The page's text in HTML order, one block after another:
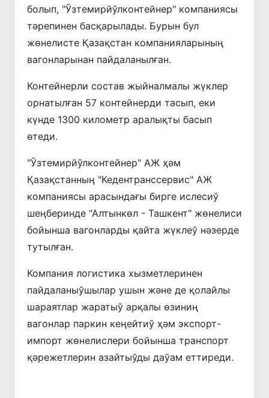
болып, "Ўзтемирйўлконтейнер" компаниясы
тәрепинен басқарылады. Бурын бул
жөнелисте Қазақстан компанияларының
вагонларынан пайдаланылған.
Контейнерли состав жыйналмалы жүклер
орнатылған 57 контейнерди тасып, еки
күнде 1300 километр аралықты басып
өтеди.
"Ўзтемирйўлконтейнер" АЖ ҳәм
Қазақстанның "Кедентранссервис" АЖ
компаниясы арасындағы бирге ислесиў
шеңберинде "Алтынкөл - Ташкент" жөнелиси
бойынша вагонларды қайта жүклеў нәзерде
тутылған.
Компания логистика хызметлеринен
пайдаланыўшылар ушын және де қолайлы
шараятлар жаратыў арқалы өзиниң
вагонлар паркин кеңейтиў ҳәм экспорт-
импорт жөнелислери бойынша транспорт
қәрежетлерин азайтыўды даўам еттиреди.